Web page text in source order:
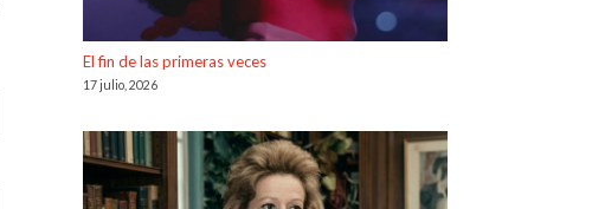
El fin de las primeras veces
17 julio, 2026